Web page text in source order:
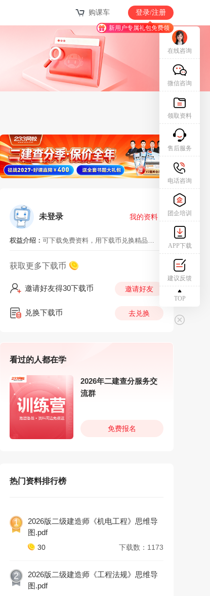
购课车 登录/注册
新用户专属礼包免费领
未登录 我的资料
权益介绍： 可下载免费资料，用下载币兑换精品资料，付费班级独享资料需要购买对应班级解锁下载
获取更多下载币
邀请好友得30下载币 邀请好友
兑换下载币 去兑换
看过的人都在学
2026年二建查分服务交
流群
免费报名
热门资料排行榜
1
2026版二级建造师《机电工程》思维导
图.pdf
30 下载数：1173
2
2026版二级建造师《工程法规》思维导
图.pdf
在线咨询
微信咨询
领取资料
售后服务
电话咨询
团企培训
APP下载
建议反馈
TOP